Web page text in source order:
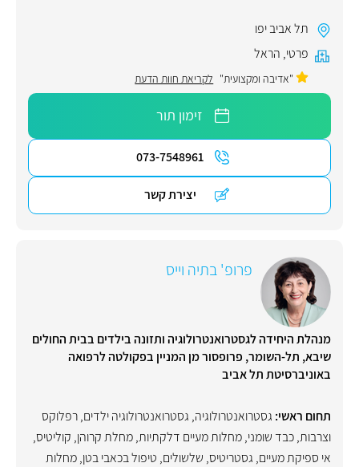
תל אביב יפו
פרטי, הראל
"אדיבה ומקצועית" לקריאת חוות הדעת
זימון תור
073-7548961
יצירת קשר
פרופ' בתיה וייס
מנהלת היחידה לגסטרואנטרולוגיה ותזונה בילדים בבית החולים
שיבא, תל-השומר, פרופסור מן המניין בפקולטה לרפואה
באוניברסיטת תל אביב
תחום ראשי: גסטרואנטרולוגיה, גסטרואנטרולוגיה ילדים,רפלוקס
וצרבות,כבד שומני,מחלות מעיים דלקתיות,מחלת קרוהן, קוליטיס,
אי ספיקת מעיים, גסטריטיס, שלשולים, טיפול בכאבי בטן,מחלות